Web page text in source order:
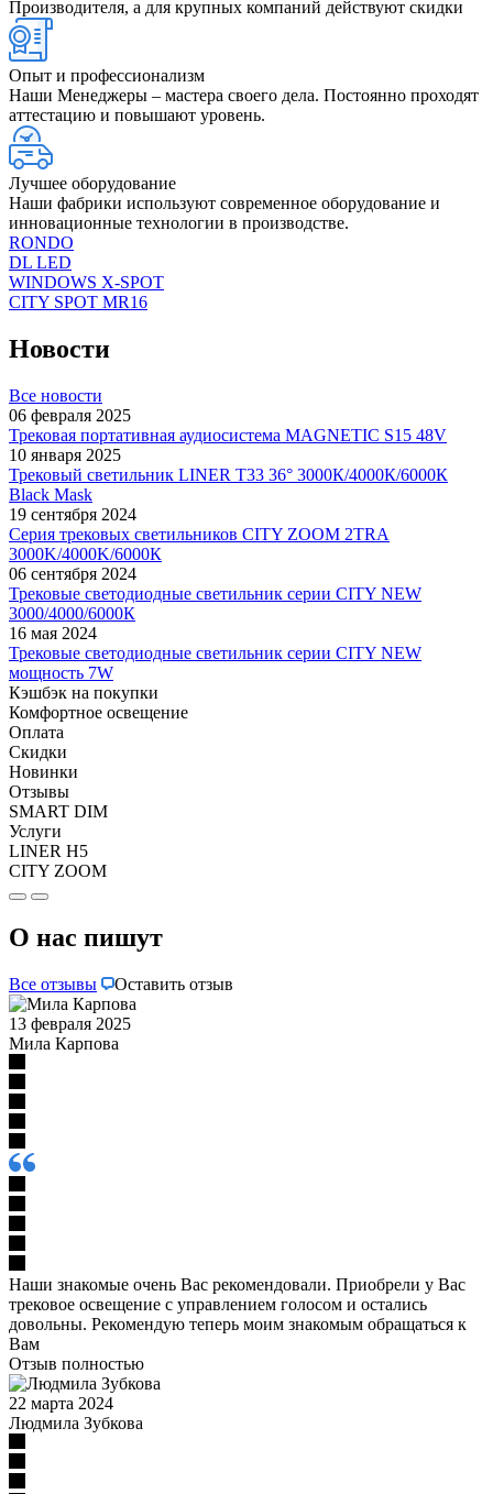
Производителя, а для крупных компаний действуют скидки
Опыт и профессионализм
Наши Менеджеры – мастера своего дела. Постоянно проходят
аттестацию и повышают уровень.
Лучшее оборудование
Наши фабрики используют современное оборудование и
инновационные технологии в производстве.
RONDO
DL LED
WINDOWS X-SPOT
CITY SPOT MR16
Новости
Все новости
06 февраля 2025
Трековая портативная аудиосистема MAGNETIC S15 48V
10 января 2025
Трековый светильник LINER T33 36° 3000К/4000К/6000К
Black Mask
19 сентября 2024
Серия трековых светильников CITY ZOOM 2TRA
3000K/4000K/6000К
06 сентября 2024
Трековые светодиодные светильник серии CITY NEW
3000/4000/6000К
16 мая 2024
Трековые светодиодные светильник серии CITY NEW
мощность 7W
Кэшбэк на покупки
Комфортное освещение
Оплата
Скидки
Новинки
Отзывы
SMART DIM
Услуги
LINER H5
CITY ZOOM
О нас пишут
Все отзывы Оставить отзыв
13 февраля 2025
Мила Карпова
Наши знакомые очень Вас рекомендовали. Приобрели у Вас
трековое освещение с управлением голосом и остались
довольны. Рекомендую теперь моим знакомым обращаться к
Вам
Отзыв полностью
22 марта 2024
Людмила Зубкова